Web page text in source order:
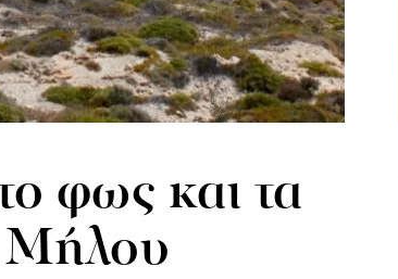
φως και τα
Μήλου